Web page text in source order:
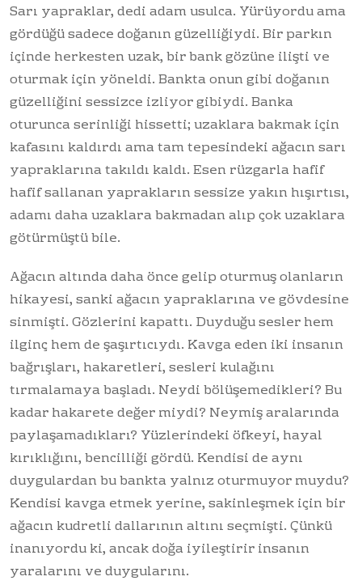
Sarı yapraklar, dedi adam usulca. Yürüyordu ama
gördüğü sadece doğanın güzelliğiydi. Bir parkın
içinde herkesten uzak, bir bank gözüne ilişti ve
oturmak için yöneldi. Bankta onun gibi doğanın
güzelliğini sessizce izliyor gibiydi. Banka
oturunca serinliği hissetti; uzaklara bakmak için
kafasını kaldırdı ama tam tepesindeki ağacın sarı
yapraklarına takıldı kaldı. Esen rüzgarla hafif
hafif sallanan yaprakların sessize yakın hışırtısı,
adamı daha uzaklara bakmadan alıp çok uzaklara
götürmüştü bile.
Ağacın altında daha önce gelip oturmuş olanların
hikayesi, sanki ağacın yapraklarına ve gövdesine
sinmişti. Gözlerini kapattı. Duyduğu sesler hem
ilginç hem de şaşırtıcıydı. Kavga eden iki insanın
bağrışları, hakaretleri, sesleri kulağını
tırmalamaya başladı. Neydi bölüşemedikleri? Bu
kadar hakarete değer miydi? Neymiş aralarında
paylaşamadıkları? Yüzlerindeki öfkeyi, hayal
kırıklığını, bencilliği gördü. Kendisi de aynı
duygulardan bu bankta yalnız oturmuyor muydu?
Kendisi kavga etmek yerine, sakinleşmek için bir
ağacın kudretli dallarının altını seçmişti. Çünkü
inanıyordu ki, ancak doğa iyileştirir insanın
yaralarını ve duygularını.